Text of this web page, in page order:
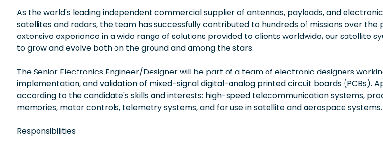
As the world's leading independent commercial supplier of antennas, payloads, and
satellites and radars, the team has successfully contributed to hundreds of missions over the
extensive experience in a wide range of solutions provided to clients worldwide, our satellite
to grow and evolve both on the ground and among the stars.
The Senior Electronics Engineer/Designer will be part of a team of electronic designers
implementation, and validation of mixed-signal digital-analog printed circuit boards (PCBs).
according to the candidate's skills and interests: high-speed telecommunication systems,
memories, motor controls, telemetry systems, and for use in satellite and aerospace systems.
Responsibilities